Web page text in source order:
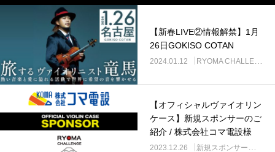
【新春LIVE②情報解禁】1月
26日GOKISO COTAN
2024.01.12 RYOMA CHALLENGE
【オフィシャルヴァイオリン
ケース】新規スポンサーのご
紹介 / 株式会社コマ電設様
2023.12.26 新規スポンサーご紹介